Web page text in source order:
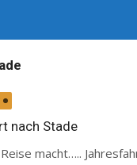
nach Stade
macht…..